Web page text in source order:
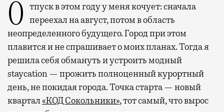
Отпуск в этом году у меня кочует: сначала переехал на август, потом в область
неопределенного будущего. Город при этом
плавится и не спрашивает о моих планах. Тогда я
решила себя обмануть и устроить модный
staycation — прожить полноценный курортный
день, не покидая города. Точка старта — новый
квартал«КОД Сокольники», тот самый, что вырос